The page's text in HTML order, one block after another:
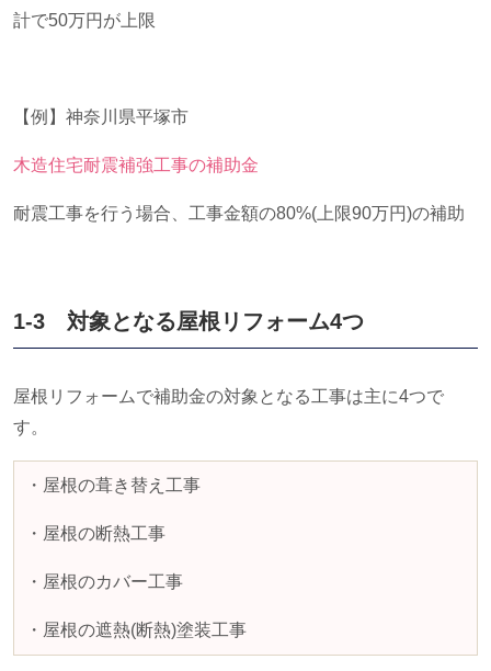
計で50万円が上限
【例】神奈川県平塚市
木造住宅耐震補強工事の補助金
耐震工事を行う場合、工事金額の80%( 上限90万円)の補助
1-3 対象となる屋根リフォーム4つ
屋根リフォームで補助金の対象となる工事は主に4つで
す。
・屋根の葺き替え工事
・屋根の断熱工事
・屋根のカバー工事
・屋根の遮熱(断熱)塗装工事